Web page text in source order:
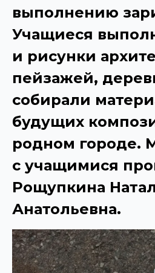
выполнению
Учащиеся
и рисунки
пейзажей,
собирали
будущих
родном городе.
с учащимися
Рощупкина
Анатольевна.